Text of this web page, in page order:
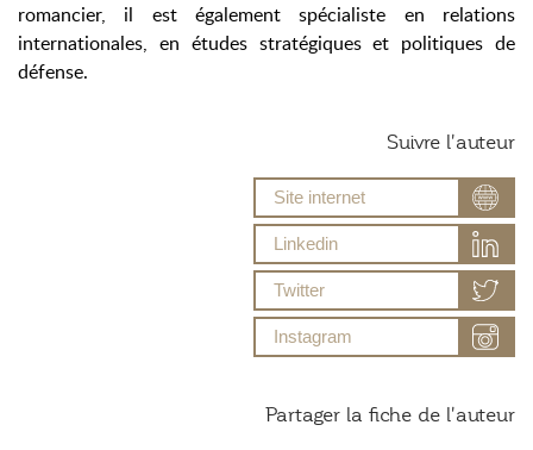
romancier, il est également spécialiste en relations
internationales, en études stratégiques et politiques de
défense.
Suivre l'auteur
Site internet
Linkedin
Twitter
Instagram
Partager la fiche de l'auteur